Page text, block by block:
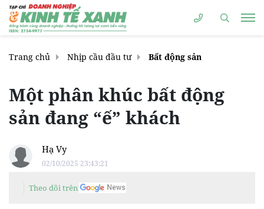
Trang chủ Nhịp cầu đầu tư Bất động sản
Một phân khúc bất động
sản đang “ế” khách
Hạ Vy
02/10/2025 23:43:21
Theo dõi trên